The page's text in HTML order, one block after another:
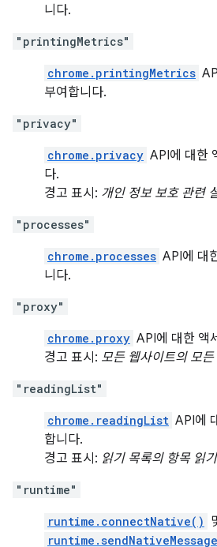
니다.
"printingMetrics"
chrome.printingMetrics
부여합니다.
"privacy"
chrome.privacy API에 대한
다.
경고 표시: 개인 정보 보호 관련
"processes"
chrome.processes API에 대
니다.
"proxy"
chrome.proxy API에 대한 액
경고 표시: 모든 웹사이트의 모
"readingList"
chrome.readingList API에
합니다.
경고 표시: 읽기 목록의 항목 읽
"runtime"
runtime.connectNative()